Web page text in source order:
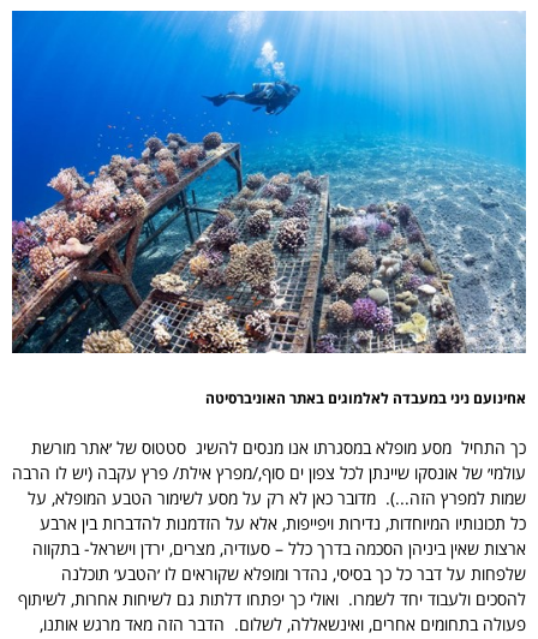
אחינועם ניני במעבדה לאלמוגים באתר האוניברסיטה
כך התחיל מסע מופלא במסגרתו אנו מנסים להשיג סטטוס של ׳אתר מורשת
עולמי׳ של אונסקו שיינתן לכל צפון ים סוף,/מפרץ אילת/ פרץ עקבה (יש לו הרבה
שמות למפרץ הזה...). מדובר כאן לא רק על מסע לשימור הטבע המופלא, על
כל תכונותיו המיוחדות, נדירות ויפייפות, אלא על הזדמנות להדברות בין ארבע
ארצות שאין ביניהן הסכמה בדרך כלל – סעודיה, מצרים, ירדן וישראל- בתקווה
שלפחות על דבר כל כך בסיסי, נהדר ומופלא שקוראים לו ׳הטבע׳ תוכלנה
להסכים ולעבוד יחד לשמרו. ואולי כך יפתחו דלתות גם לשיחות אחרות, לשיתוף
פעולה בתחומים אחרים, ואינשאללה, לשלום. הדבר הזה מאד מרגש אותנו,